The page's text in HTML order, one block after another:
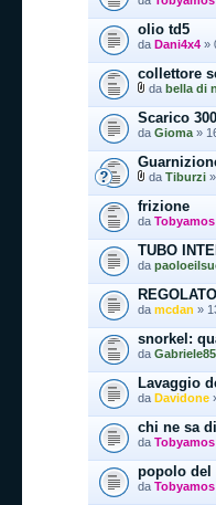
olio td5
da Dani4x4 »
collettore
da bella di
Scarico
da Gioma »
da Tiburzi
frizione
da Tobyamos
TUBO
da
da mcdan »
snorkel:
da Gabriele85
Lavaggio
da Davidone
chi ne sa
da Tobyamos
popolo del
da Tobyamos